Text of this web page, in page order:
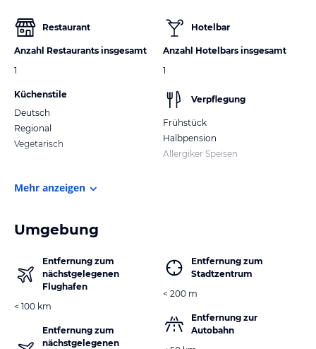
Restaurant
Anzahl Restaurants insgesamt
1
Küchenstile
Deutsch
Regional
Vegetarisch
Hotelbar
Anzahl Hotelbars insgesamt
1
Verpflegung
Frühstück
Halbpension
Allergiker Speisen
Mehr anzeigen
Umgebung
Entfernung zum
nächstgelegenen
Flughafen
< 100 km
Entfernung zum
nächstgelegenen
Entfernung zum
Stadtzentrum
< 200 m
Entfernung zur
Autobahn